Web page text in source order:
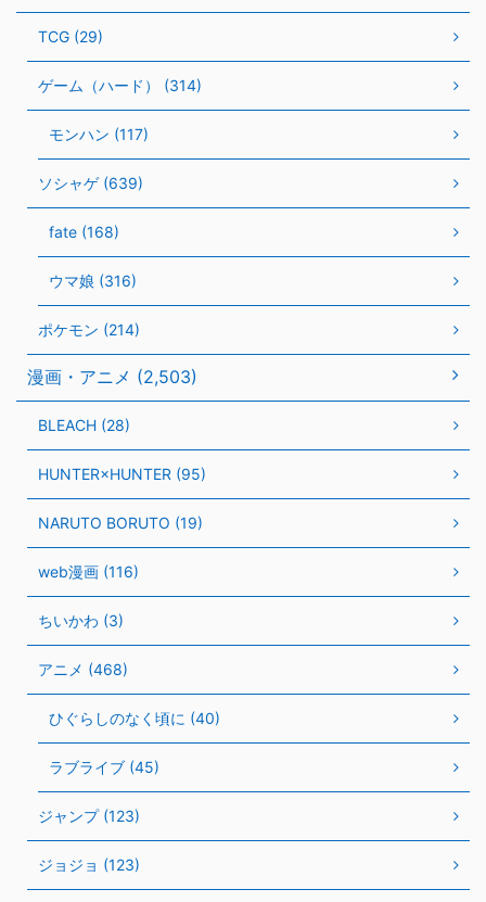
TCG (29)
ゲーム（ハード） (314)
モンハン (117)
ソシャゲ (639)
fate (168)
ウマ娘 (316)
ポケモン (214)
漫画・アニメ (2,503)
BLEACH (28)
HUNTER×HUNTER (95)
NARUTO BORUTO (19)
web漫画 (116)
ちいかわ (3)
アニメ (468)
ひぐらしのなく頃に (40)
ラブライブ (45)
ジャンプ (123)
ジョジョ (123)